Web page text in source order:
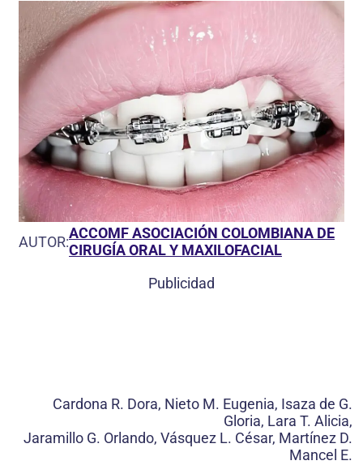
AUTOR:ACCOMF ASOCIACIÓN COLOMBIANA DE
CIRUGÍA ORAL Y MAXILOFACIAL
Publicidad
Cardona R. Dora, Nieto M. Eugenia, Isaza de G.
Gloria, Lara T. Alicia,
Jaramillo G. Orlando, Vásquez L. César, Martínez D.
Mancel E.